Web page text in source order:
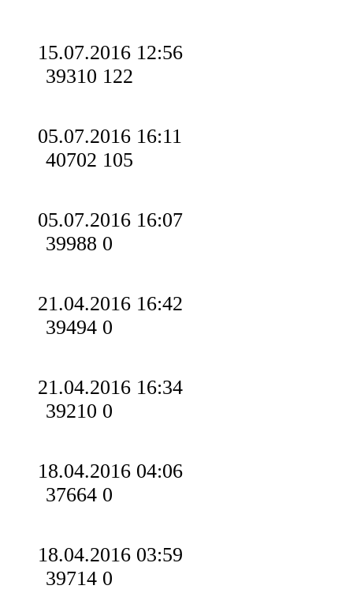
15.07.2016 12:56
39310 122
05.07.2016 16:11
40702 105
05.07.2016 16:07
39988 0
21.04.2016 16:42
39494 0
21.04.2016 16:34
39210 0
18.04.2016 04:06
37664 0
18.04.2016 03:59
39714 0